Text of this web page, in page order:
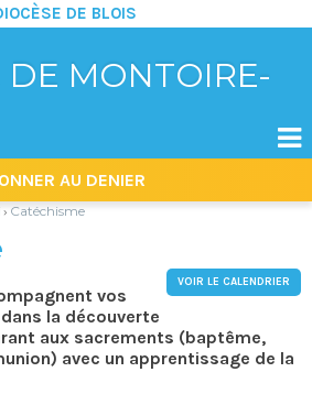
DE MONTOIRE-
DE BLOIS
AU DENIER

› Catéchisme
VOIR LE CALENDRIER
vos
dans la découverte
aux sacrements (baptême,
avec un apprentissage de la